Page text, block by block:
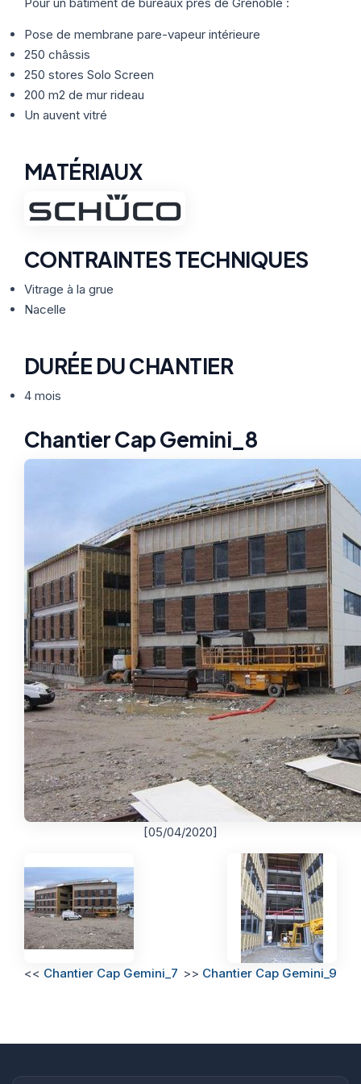
Nos Formules ACTUALITÉS
Pose de membrane pare-vapeur intérieure
250 châssis
250 stores Solo Screen
200 m2 de mur rideau
Un auvent vitré
MATÉRIAUX
CONTRAINTES TECHNIQUES
Vitrage à la grue
Nacelle
DURÉE DU CHANTIER
4 mois
Chantier Cap Gemini_8
[05/04/2020]
<< Chantier Cap Gemini_7 >> Chantier Cap Gemini_9